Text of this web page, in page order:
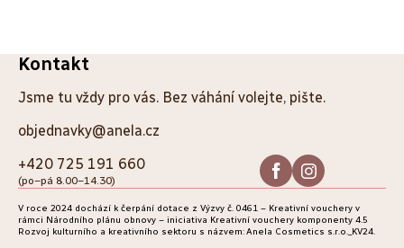
Kontakt
Jsme tu vždy pro vás. Bez váhání volejte, pište.
objednavky@anela.cz
+420 725 191 660
(po–pá 8.00–14.30)
V roce 2024 dochází k čerpání dotace z Výzvy č. 0461 – Kreativní vouchery v
rámci Národního plánu obnovy – iniciativa Kreativní vouchery komponenty 4.5
Rozvoj kulturního a kreativního sektoru s názvem: Anela Cosmetics s.r.o._KV24.